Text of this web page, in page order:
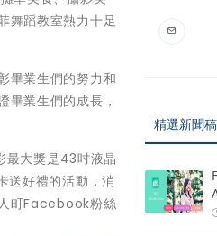
舞蹈教室熱力十足
畢業生們的努力和
畢業生們的成長，
最大獎是43吋液晶
送好禮的活動，消
町Facebook粉絲
精選新聞稿